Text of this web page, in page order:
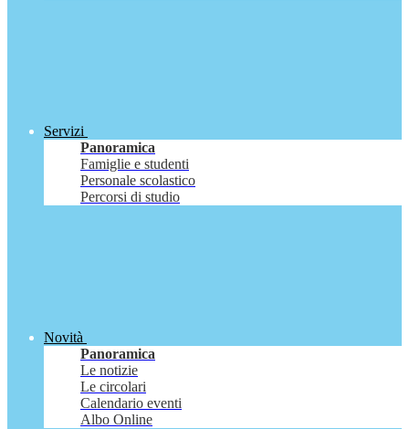
Servizi
Panoramica
Famiglie e studenti
Personale scolastico
Percorsi di studio
Novità
Panoramica
Le notizie
Le circolari
Calendario eventi
Albo Online